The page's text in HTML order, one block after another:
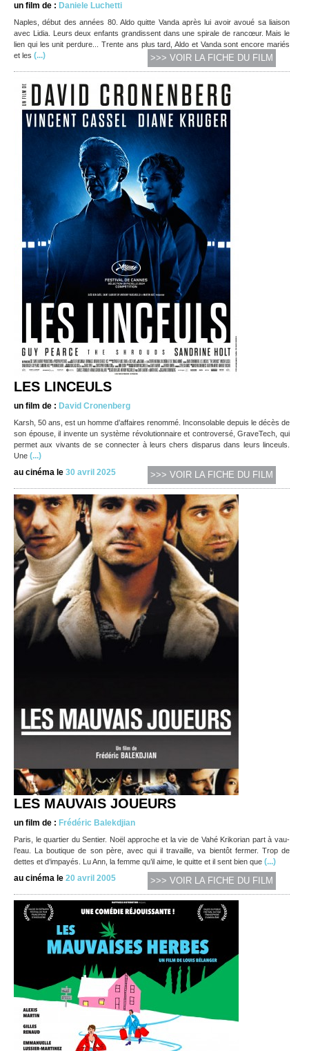
un film de : Daniele Luchetti
Naples, début des années 80. Aldo quitte Vanda après lui avoir avoué sa liaison
avec Lidia. Leurs deux enfants grandissent dans une spirale de rancœur. Mais le
lien qui les unit perdure... Trente ans plus tard, Aldo et Vanda sont encore mariés
et les (...) >>> VOIR LA FICHE DU FILM
LES LINCEULS
un film de : David Cronenberg
Karsh, 50 ans, est un homme d’affaires renommé. Inconsolable depuis le décès de
son épouse, il invente un système révolutionnaire et controversé, GraveTech, qui
permet aux vivants de se connecter à leurs chers disparus dans leurs linceuls.
Une (...)
au cinéma le 30 avril 2025 >>> VOIR LA FICHE DU FILM
LES MAUVAIS JOUEURS
un film de : Frédéric Balekdjian
Paris, le quartier du Sentier. Noël approche et la vie de Vahé Krikorian part à vau-
l’eau. La boutique de son père, avec qui il travaille, va bientôt fermer. Trop de
dettes et d’impayés. Lu Ann, la femme qu’il aime, le quitte et il sent bien que (...)
au cinéma le 20 avril 2005 >>> VOIR LA FICHE DU FILM